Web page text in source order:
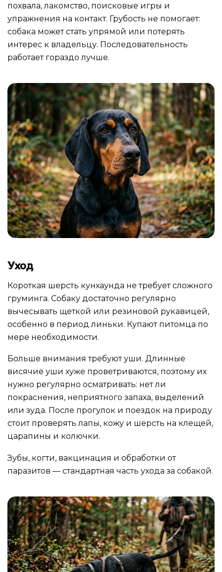
похвала, лакомство, поисковые игры и
упражнения на контакт. Грубость не помогает:
собака может стать упрямой или потерять
интерес к владельцу. Последовательность
работает гораздо лучше.
Уход
Короткая шерсть кунхаунда не требует сложного
груминга. Собаку достаточно регулярно
вычесывать щеткой или резиновой рукавицей,
особенно в период линьки. Купают питомца по
мере необходимости.
Больше внимания требуют уши. Длинные
висячие уши хуже проветриваются, поэтому их
нужно регулярно осматривать: нет ли
покраснения, неприятного запаха, выделений
или зуда. После прогулок и поездок на природу
стоит проверять лапы, кожу и шерсть на клещей,
царапины и колючки.
Зубы, когти, вакцинация и обработки от
паразитов — стандартная часть ухода за собакой.